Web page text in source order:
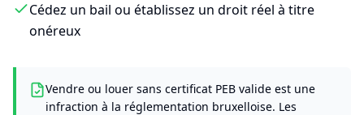
Cédez un bail ou établissez un droit réel à titre
onéreux
Vendre ou louer sans certificat PEB valide est une
infraction à la réglementation bruxelloise. Les